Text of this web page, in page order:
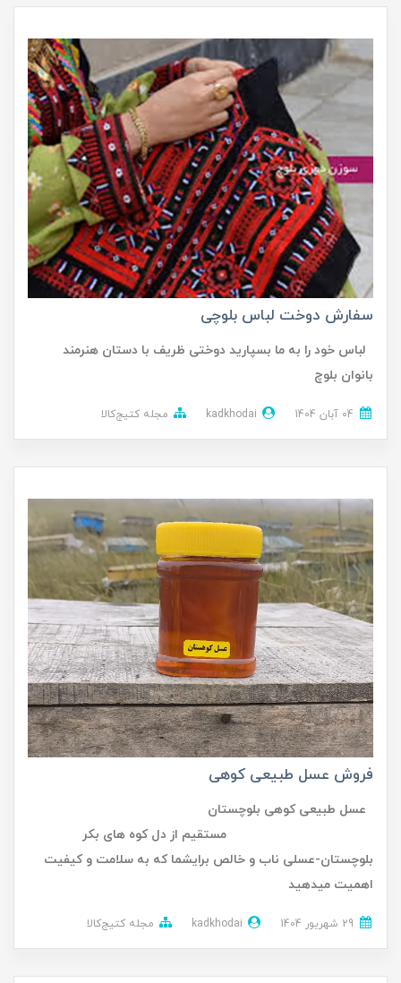
سفارش دوخت لباس بلوچی
لباس خود را به ما بسپارید دوختی ظریف با دستان هنرمند
بانوان بلوچ
kadkhodai مجله کتیج‌کالا
فروش عسل طبیعی کوهی
عسل طبیعی کوهی بلوچستان
مستقیم از دل کوه های بکر
بلوچستان-عسلی ناب و خالص برایشما که به سلامت و کیفیت
اهمیت میدهید
kadkhodai مجله کتیج‌کالا